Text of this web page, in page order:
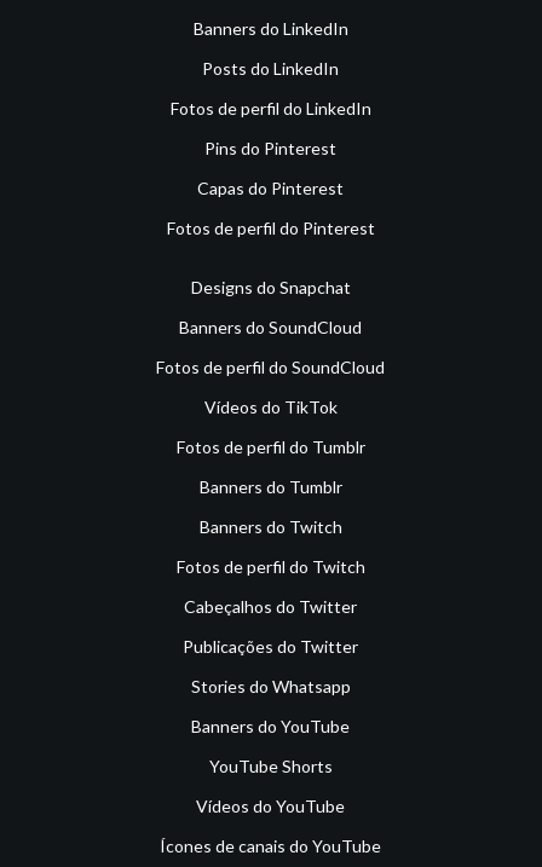
Banners do LinkedIn
Posts do LinkedIn
Fotos de perfil do LinkedIn
Pins do Pinterest
Capas do Pinterest
Fotos de perfil do Pinterest
Designs do Snapchat
Banners do SoundCloud
Fotos de perfil do SoundCloud
Vídeos do TikTok
Fotos de perfil do Tumblr
Banners do Tumblr
Banners do Twitch
Fotos de perfil do Twitch
Cabeçalhos do Twitter
Publicações do Twitter
Stories do Whatsapp
Banners do YouTube
YouTube Shorts
Vídeos do YouTube
Ícones de canais do YouTube